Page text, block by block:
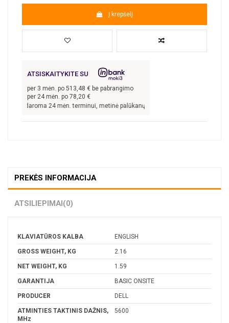
Į krepšelį
ATSISKAITYKITE SU
per 3 mėn. po 513,48 € be pabrangimo
per 24 mėn. po 78,20 €
sudaroma 24 mėn. terminui, metinė palūkanų norma –
PREKĖS INFORMACIJA
ATSILIEPIMAI(0)
KLAVIATŪROS KALBA ENGLISH
GROSS WEIGHT, KG 2.16
NET WEIGHT, KG 1.59
GARANTIJA BASIC ONSITE
PRODUCER DELL
ATMINTIES TAKTINIS DAŽNIS,
MHz
5600